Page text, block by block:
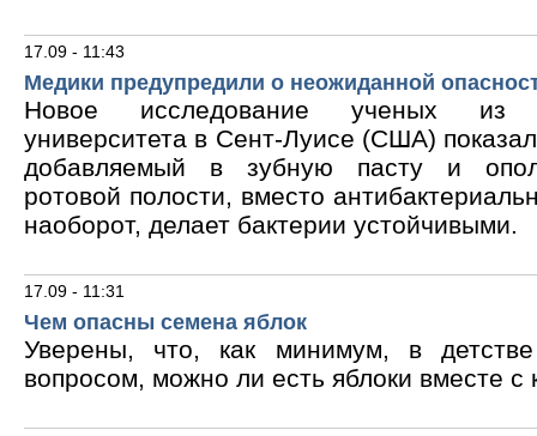
17.09 - 11:43
Медики предупредили о неожиданной
Новое исследование ученых из
университета в Сент-Луисе (США)
добавляемый в зубную пасту и
ротовой полости, вместо
наоборот, делает бактерии устойчивыми.
17.09 - 11:31
Чем опасны семена яблок
Уверены, что, как минимум, в
вопросом, можно ли есть яблоки вместе с